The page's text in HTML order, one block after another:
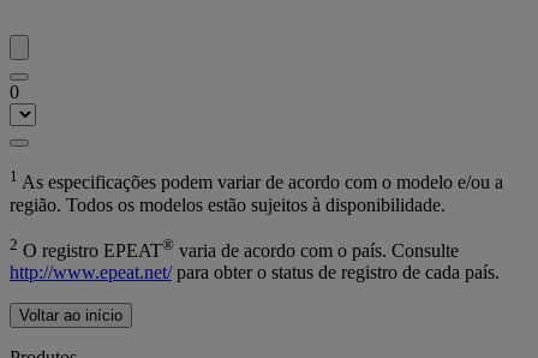
0
1 As especificações podem variar de acordo com o modelo e/ou a
região. Todos os modelos estão sujeitos à disponibilidade.
2 O registro EPEAT® varia de acordo com o país. Consulte
http://www.epeat.net/para obter o status de registro de cada país.
Voltar ao início